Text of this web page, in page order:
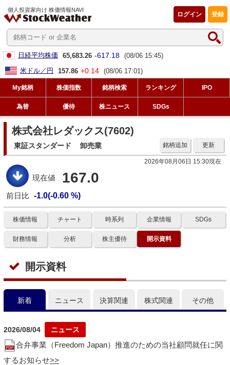
個人投資家向け 株価情報NAVI
登録
ログイン
日経平均株価 65,683.26 -617.18 (08/06 15:45)
米ドル／円
157.86 +0.14 (08/06 17:01)
My銘柄 株価指数 銘柄検索 ランキング IPO
為替 優待 株ニュース SDGs
株式会社レダックス(7602)
東証スタンダード 卸売業 更新
銘柄追加
2026年08月06日 15:30現在
現在値 167.0
前日比 -1.0(-0.60 %)
株価情報 チャート 時系列 企業情報 SDGs
財務情報 分析 株主優待 開示資料
開示資料
新着 ニュース 決算関連 株式関連 その他
2026/08/04
合弁事業（Freedom Japan）推進のための当社顧問就任に関
するお知らせ